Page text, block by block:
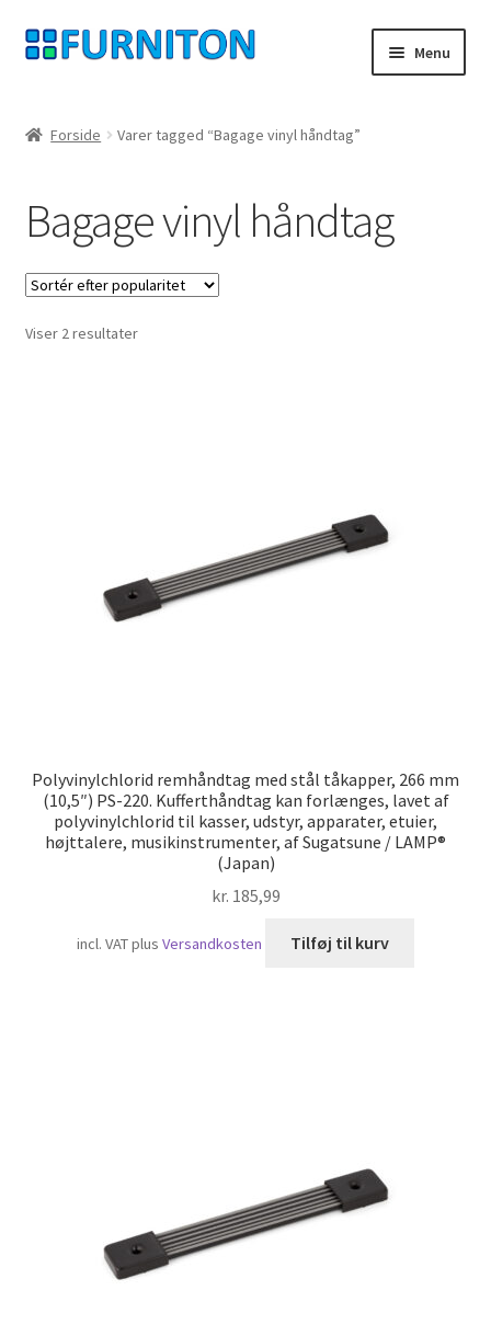
Spring
til
Spring
til
Menu
privatliv
fortrydelsesret
Kontakt
Forside Varer tagged “Bagage vinyl håndtag”
Bagage vinyl håndtag
Viser 2 resultaterSorteret
Polyvinylchlorid remhåndtag med stål tåkapper, 266 mm
(10,5″) PS-220. Kufferthåndtag kan forlænges, lavet af
polyvinylchlorid til kasser, udstyr, apparater, etuier,
højttalere, musikinstrumenter, af Sugatsune / LAMP®
(Japan)
kr. 185,99
incl. VATplusVersandkosten Tilføj til kurv